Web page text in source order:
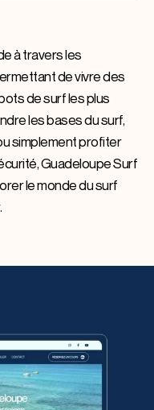
à travers les
de vivre des
de surf les plus
les bases du surf,
simplement profiter
Guadeloupe Surf
le monde du surf